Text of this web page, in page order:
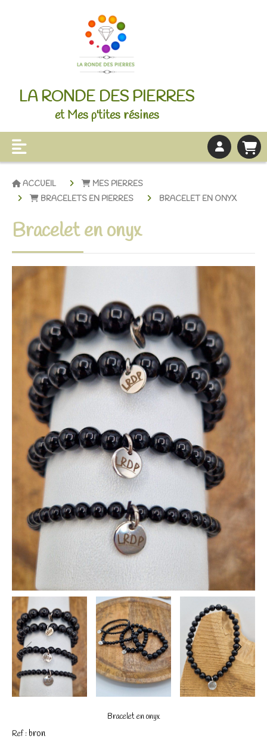
LA RONDE DES PIERRES
et Mes p'tites résines
ACCUEIL
MES PIERRES
BRACELETS EN PIERRES
BRACELET EN ONYX
Bracelet en onyx
Bracelet en onyx
Ref : bron